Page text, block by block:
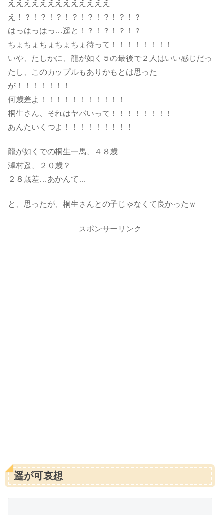
えええええええええええええ
え！？！？！？！？！？！？！？！？
はっはっはっ…遥と！？！？！？！？
ちょちょちょちょちょ待って！！！！！！！！
いや、たしかに、龍が如く５の最後で２人はいい感じだっ
たし、このカップルもありかもとは思った
が！！！！！！！
何歳差よ！！！！！！！！！！！
桐生さん、それはヤバいって！！！！！！！！
あんたいくつよ！！！！！！！！！
龍が如くでの桐生一馬、４８歳
澤村遥、２０歳？
２８歳差…あかんて…
と、思ったが、桐生さんとの子じゃなくて良かったｗ
スポンサーリンク
遥が可哀想